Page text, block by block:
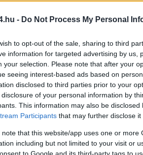
- Do Not Process My Personal
to opt-out of the sale, sharing to third
information for targeted advertising by us,
your selection. Please note that after your
seeing interest-based ads based on
disclosed to third parties prior to your
of your personal information by
This information may also be
Participants that may further disclose it
note that this website/app uses one or
including but not limited to your visit or
to Google and its third-party tags to